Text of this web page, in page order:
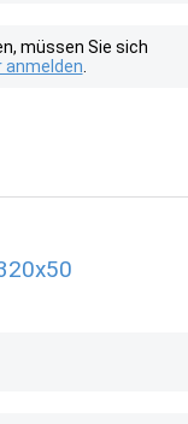
müssen Sie sich
anmelden